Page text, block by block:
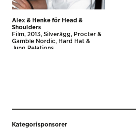
Alex & Henke för Head &
Shoulders
Film 2013 Silverägg
Procter &
Gamble Nordic
Hard Hat &
Jung Relations
Kategorisponsorer